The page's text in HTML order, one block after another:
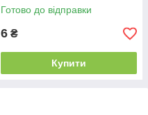
Готово до відправки
6 ₴
Купити